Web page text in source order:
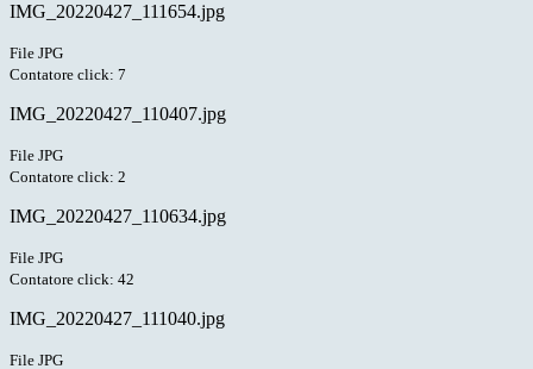
IMG_20220427_111654.jpg
File JPG
Contatore click: 7
IMG_20220427_110407.jpg
File JPG
Contatore click: 2
IMG_20220427_110634.jpg
File JPG
Contatore click: 42
IMG_20220427_111040.jpg
File JPG